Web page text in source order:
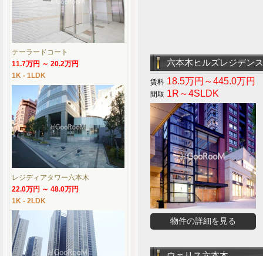
六本木ヒルズレジデンス
18.5万円～445.0万円
1R～4SLDK
物件の詳細を見る
テーラードコート
11.7万円 ～ 20.2万円
1K - 1LDK
レジディアタワー六本木
22.0万円 ～ 48.0万円
1K - 2LDK